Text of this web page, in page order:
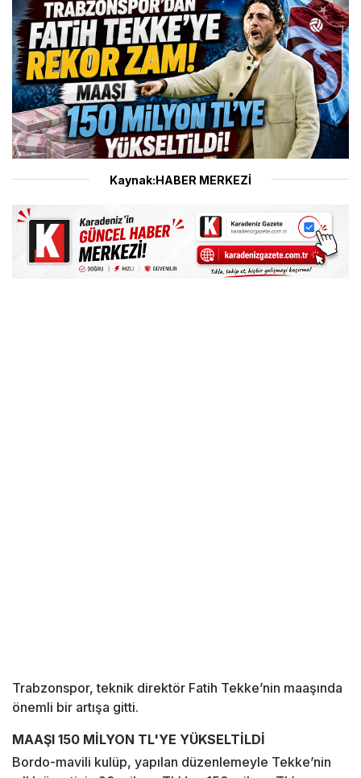
Kaynak:HABER MERKEZİ
Trabzonspor, teknik direktör Fatih Tekke’nin maaşında
önemli bir artışa gitti.
MAAŞI 150 MİLYON TL'YE YÜKSELTİLDİ
Bordo-mavili kulüp, yapılan düzenlemeyle Tekke’nin